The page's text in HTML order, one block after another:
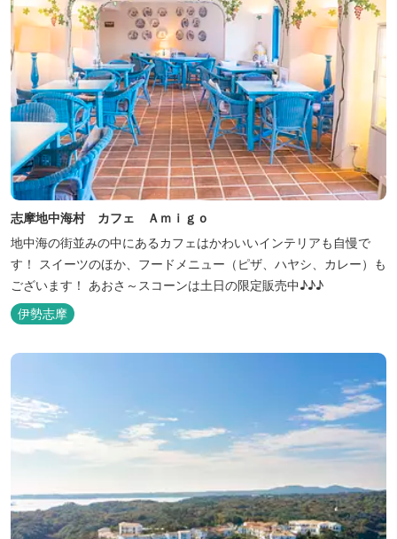
志摩地中海村 カフェ Ａｍｉｇｏ
地中海の街並みの中にあるカフェはかわいいインテリアも自慢で
す！ スイーツのほか、フードメニュー（ピザ、ハヤシ、カレー）も
ございます！ あおさ～スコーンは土日の限定販売中♪♪♪
伊勢志摩